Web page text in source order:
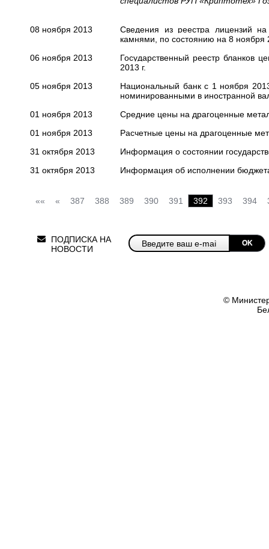
08 ноября 2013
Cведения из реестра лицензий
камнями, по состоянию на 8 ноября
06 ноября 2013
Государственный реестр бланков
2013 г.
05 ноября 2013
Национальный банк с 1 ноября
номинированными в иностранной
01 ноября 2013
Средние цены на драгоценные
01 ноября 2013
Расчетные цены на драгоценные
31 октября 2013
Информация о состоянии
31 октября 2013
Информация об исполнении
«« « 387 388 389 390 391 392 393 394
ПОДПИСКА НА
НОВОСТИ
OK
©